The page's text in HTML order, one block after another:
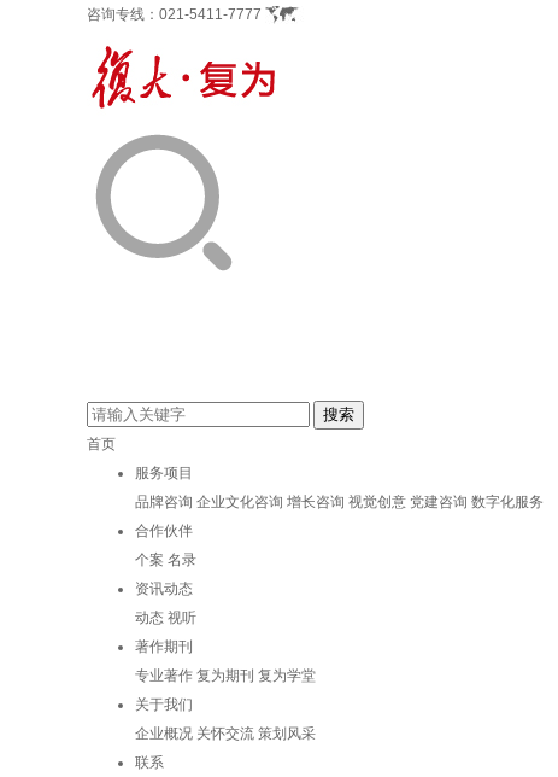
咨询专线： 021-5411-7777
首页
服务项目
品牌咨询 企业文化咨询 增长咨询 视觉创意 党建咨询 数字化服务
合作伙伴
个案 名录
资讯动态
动态 视听
著作期刊
专业著作 复为期刊 复为学堂
关于我们
企业概况 关怀交流 策划风采
联系